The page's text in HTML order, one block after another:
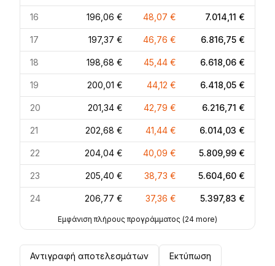
16 196,06 € 48,07 € 7.014,11 €
17 197,37 € 46,76 € 6.816,75 €
18 198,68 € 45,44 € 6.618,06 €
19 200,01 € 44,12 € 6.418,05 €
20 201,34 € 42,79 € 6.216,71 €
21 202,68 € 41,44 € 6.014,03 €
22 204,04 € 40,09 € 5.809,99 €
23 205,40 € 38,73 € 5.604,60 €
24 206,77 € 37,36 € 5.397,83 €
Εμφάνιση πλήρους προγράμματος (24 more)
Αντιγραφή αποτελεσμάτων Εκτύπωση